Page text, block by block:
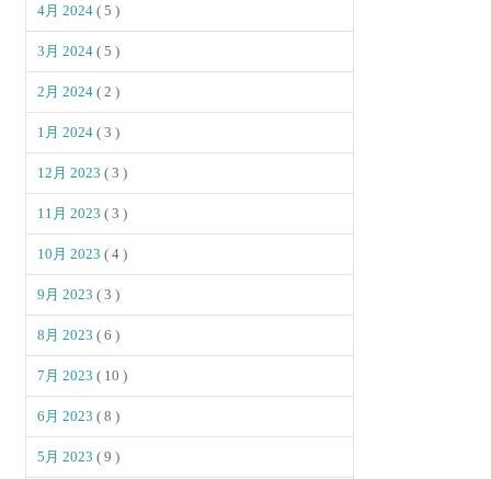
4月 2024( 5 )
3月 2024( 5 )
2月 2024( 2 )
1月 2024( 3 )
12月 2023( 3 )
11月 2023( 3 )
10月 2023( 4 )
9月 2023( 3 )
8月 2023( 6 )
7月 2023( 10 )
6月 2023( 8 )
5月 2023( 9 )